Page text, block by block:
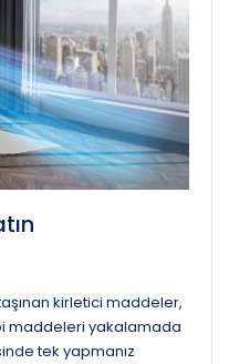
kirletici maddeler,
maddeleri yakalamada
tek yapmanız